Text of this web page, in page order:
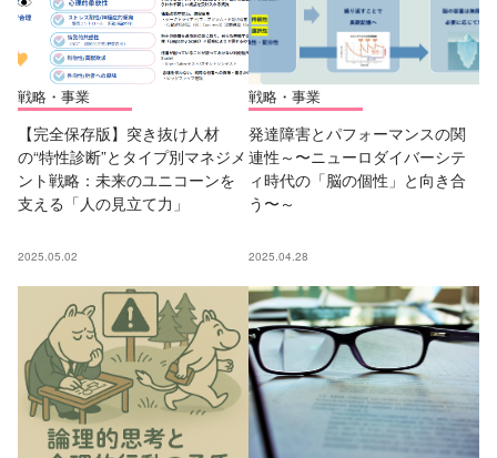
戦略・事業
【完全保存版】突き抜け人材
の“特性診断”とタイプ別マネジメ
ント戦略：未来のユニコーンを
支える「人の見立て力」
2025.05.02
戦略・事業
発達障害とパフォーマンスの関
連性～〜ニューロダイバーシテ
ィ時代の「脳の個性」と向き合
う〜～
2025.04.28